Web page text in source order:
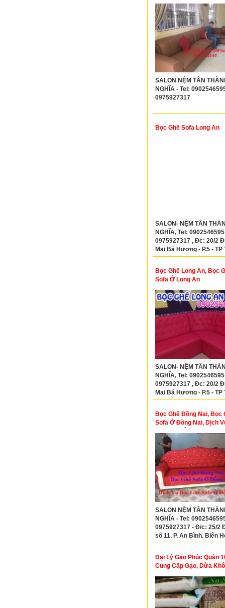
SALON NỆM TÂN
NGHĨA - Tel:
0975927317
Bọc Ghế Sofa Long An
SALON- NỆM TÂN
NGHĨA, Tel:
0975927317 , Đc: 20/2
Mai Bá Hương - P.5 - TP
-Tỉnh Long An
Bọc Ghế Long An, Bọc
Sofa Ở Long An
SALON- NỆM TÂN
NGHĨA, Tel:
0975927317 , Đc: 20/2
Mai Bá Hương - P.5 - TP
-Tỉnh Long An
Bọc Ghế Đồng Nai, Bọc
Sofa Ở Đồng Nai, Dịch
SALON NỆM TÂN
NGHĨA - Tel:
0975927317 - Đ/c: 25/2
số 11, P. An Bình, Biên
Đồng Nai
Đại Lý Gạo Phúc Quận
Cung Cấp Gạo, Dừa